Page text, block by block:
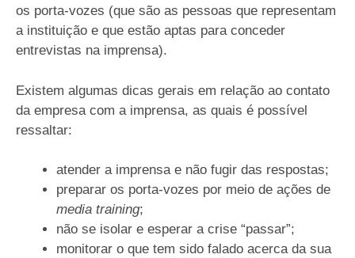
os porta-vozes (que são as pessoas que representam
a instituição e que estão aptas para conceder
entrevistas na imprensa).
Existem algumas dicas gerais em relação ao contato
da empresa com a imprensa, as quais é possível
ressaltar:
atender a imprensa e não fugir das respostas;
preparar os porta-vozes por meio de ações de
media training;
não se isolar e esperar a crise “passar”;
monitorar o que tem sido falado acerca da sua